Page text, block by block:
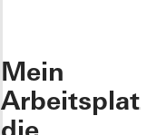
Mein
Arbeitsplatz: